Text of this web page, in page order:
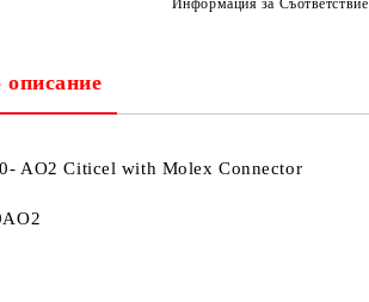
описание
AO2 Citicel with Molex Connector